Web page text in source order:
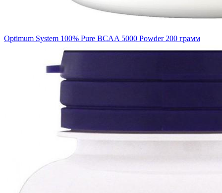
Optimum System 100% Pure BCAA 5000 Powder 200 грамм